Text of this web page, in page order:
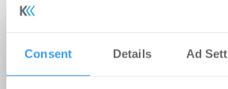
Consent Details Ad
2026 – Bewerbung bis 2.
Verena Hubertz
Schirmherrin